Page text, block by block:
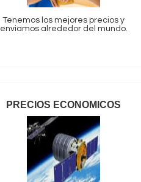
Tenemos los mejores precios y
enviamos alrededor del mundo.
PRECIOS ECONOMICOS